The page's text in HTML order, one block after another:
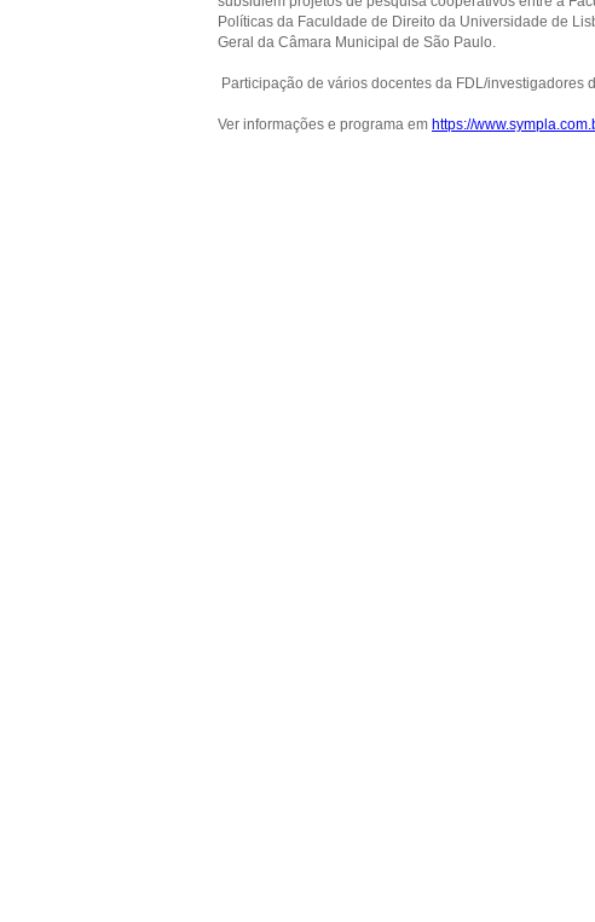
Políticas da Faculdade de Direito da Universidade de
Geral da Câmara Municipal de São Paulo.
Participação de vários docentes da FDL/investigadores
Ver informações e programa em https://